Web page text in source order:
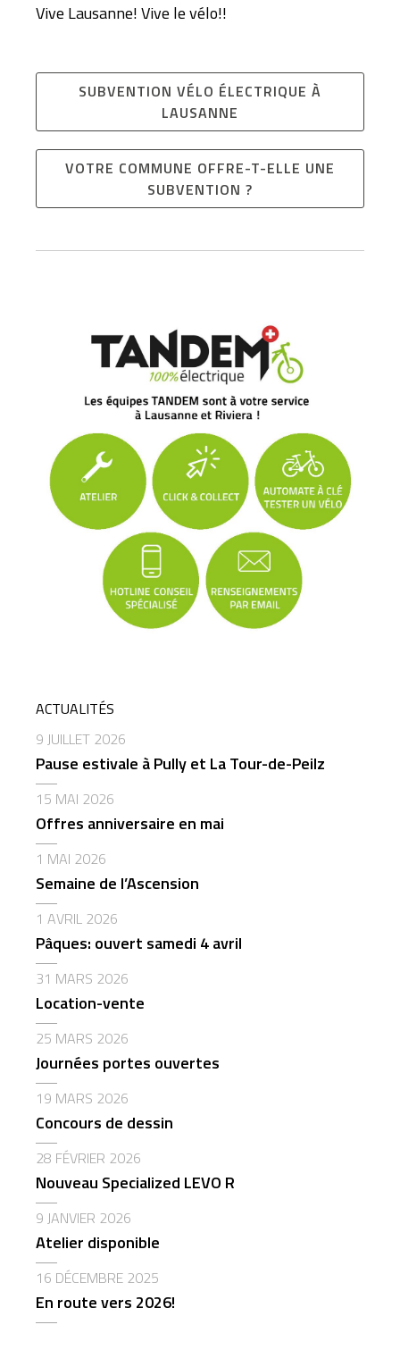
Vive Lausanne! Vive le vélo!!
SUBVENTION VÉLO ÉLECTRIQUE À
LAUSANNE
VOTRE COMMUNE OFFRE-T-ELLE UNE
SUBVENTION ?
ACTUALITÉS
9 JUILLET 2026
Pause estivale à Pully et La Tour-de-Peilz
15 MAI 2026
Offres anniversaire en mai
1 MAI 2026
Semaine de l’Ascension
1 AVRIL 2026
Pâques: ouvert samedi 4 avril
31 MARS 2026
Location-vente
25 MARS 2026
Journées portes ouvertes
19 MARS 2026
Concours de dessin
28 FÉVRIER 2026
Nouveau Specialized LEVO R
9 JANVIER 2026
Atelier disponible
16 DÉCEMBRE 2025
En route vers 2026!